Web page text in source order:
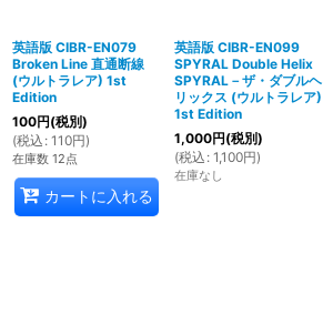
英語版 CIBR-EN079
Broken Line 直通断線
(ウルトラレア) 1st
Edition
100円(税別)
(税込 : 110円)
在庫数 12点
カートに入れる
英語版 CIBR-EN099
SPYRAL Double Helix
SPYRAL－ザ・ダブルヘ
リックス (ウルトラレア)
1st Edition
1,000円(税別)
(税込 : 1,100円)
在庫なし